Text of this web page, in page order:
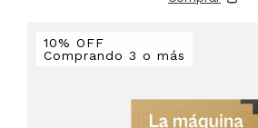
10% OFF
Comprando 3 o más